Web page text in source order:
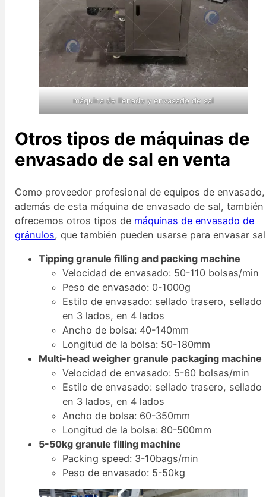
máquina de llenado y envasado de sal
Otros tipos de máquinas de
envasado de sal en venta
Como proveedor profesional de equipos de envasado,
además de esta máquina de envasado de sal, también
ofrecemos otros tipos de máquinas de envasado de
gránulos, que también pueden usarse para envasar
Tipping granule filling and packing machine
Velocidad de envasado: 50-110 bolsas/min
Peso de envasado: 0-1000g
Estilo de envasado: sellado trasero, sellado
en 3 lados, en 4 lados
Ancho de bolsa: 40-140mm
Longitud de la bolsa: 50-180mm
Multi-head weigher granule packaging machine
Velocidad de envasado: 5-60 bolsas/min
Estilo de envasado: sellado trasero, sellado
en 3 lados, en 4 lados
Ancho de bolsa: 60-350mm
Longitud de la bolsa: 80-500mm
5-50kg granule filling machine
Packing speed: 3-10bags/min
Peso de envasado: 5-50kg